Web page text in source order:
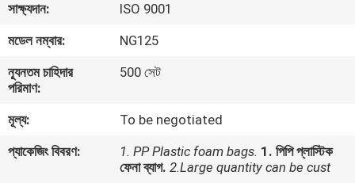
সম্বন্ধে
কারখানা
গুণমান
সাক্ষ্যদান:
ISO 9001
মডেল নম্বার:
NG125
ন্যূনতম চাহিদার
পরিমাণ:
500 সেট
মূল্য:
To be negotiated
প্যাকেজিং বিবরণ:
1. PP Plastic foam bags. 1. পিপি প্লাস্টিক
ফেনা ব্যাগ. 2.Large quantity can be cust